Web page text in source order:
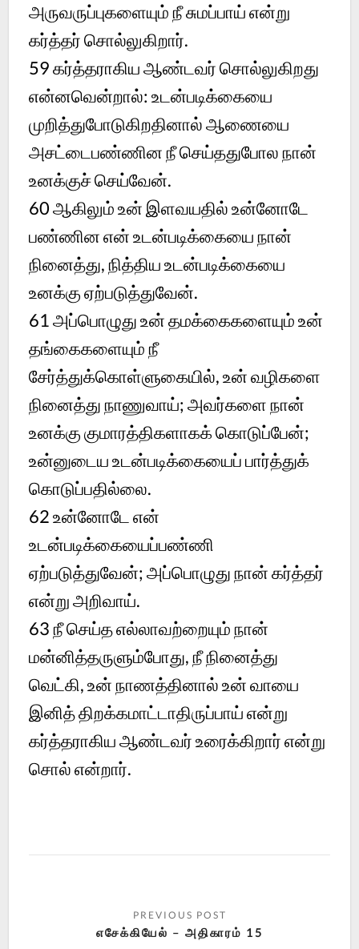
அருவருப்புகளையும் நீ சுமப்பாய் என்று
கர்த்தர் சொல்லுகிறார்.
59 கர்த்தராகிய ஆண்டவர் சொல்லுகிறது
என்னவென்றால்: உடன்படிக்கையை
முறித்துபோடுகிறதினால் ஆணையை
அசட்டைபண்ணின நீ செய்ததுபோல நான்
உனக்குச் செய்வேன்.
60 ஆகிலும் உன் இளவயதில் உன்னோடே
பண்ணின என் உடன்படிக்கையை நான்
நினைத்து, நித்திய உடன்படிக்கையை
உனக்கு ஏற்படுத்துவேன்.
61 அப்பொழுது உன் தமக்கைகளையும் உன்
தங்கைகளையும் நீ
சேர்த்துக்கொள்ளுகையில், உன் வழிகளை
நினைத்து நாணுவாய்; அவர்களை நான்
உனக்கு குமாரத்திகளாகக் கொடுப்பேன்;
உன்னுடைய உடன்படிக்கையைப் பார்த்துக்
கொடுப்பதில்லை.
62 உன்னோடே என்
உடன்படிக்கையைப்பண்ணி
ஏற்படுத்துவேன்; அப்பொழுது நான் கர்த்தர்
என்று அறிவாய்.
63 நீ செய்த எல்லாவற்றையும் நான்
மன்னித்தருளும்போது, நீ நினைத்து
வெட்கி, உன் நாணத்தினால் உன் வாயை
இனித் திறக்கமாட்டாதிருப்பாய் என்று
கர்த்தராகிய ஆண்டவர் உரைக்கிறார் என்று
சொல் என்றார்.
எசேக்கியேல் – அதிகாரம் 15